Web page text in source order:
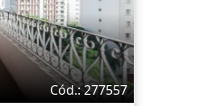
Cód.: 277557